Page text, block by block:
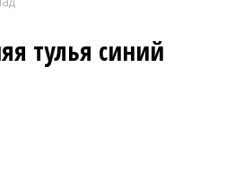
тулья синий